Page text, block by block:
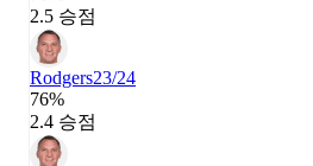
2.5 승점
Rodgers23/24
76%
2.4 승점